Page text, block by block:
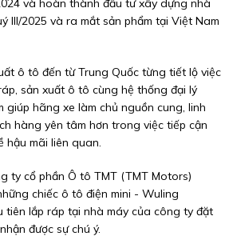
và hoàn thành đầu tư xây dựng nhà
III/2025 và ra mắt sản phẩm tại Việt Nam
ô tô đến từ Trung Quốc từng tiết lộ việc
sản xuất ô tô cùng hệ thống đại lý
giúp hãng xe làm chủ nguồn cung, linh
hàng yên tâm hơn trong việc tiếp cận
hậu mãi liên quan.
ty cổ phần Ô tô TMT (TMT Motors)
chiếc ô tô điện mini - Wuling
tiên lắp ráp tại nhà máy của công ty đặt
được sự chú ý.